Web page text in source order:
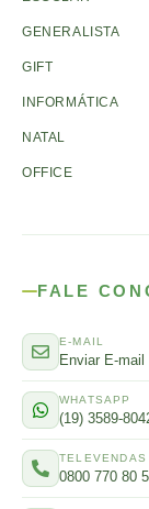
GENERALISTA
GIFT
INFORMÁTICA
NATAL
OFFICE
FALE
E-MAIL
Enviar E-mail
WHATSAPP
(19) 3589-
TELEVENDAS
0800 770 80